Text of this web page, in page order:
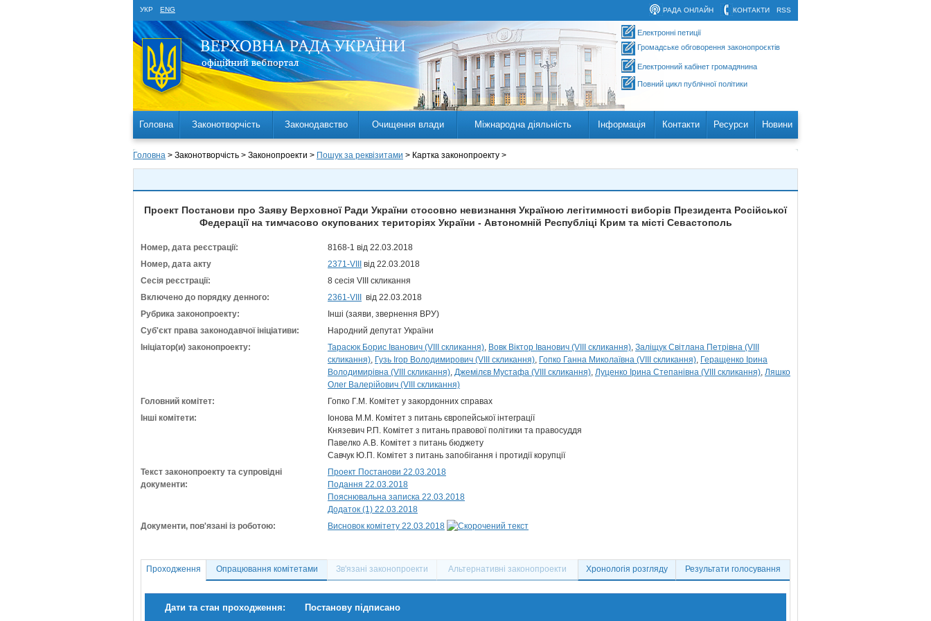
УКР ENG RSS
КОНТАКТИ
РАДА ОНЛАЙН
Електронні петиції
Громадське обговорення законопроєктів
Електронний кабінет громадянина
Повний цикл публічної політики
Головна Законотворчість Законодавство Очищення влади Міжнародна діяльність Інформація Контакти Ресурси Новини
Головна > Законотворчість > Законопроекти > Пошук за реквізитами > Картка законопроекту >
Проект Постанови про Заяву Верховної Ради України стосовно невизнання Україною легітимності виборів Президента Російської
Федерації на тимчасово окупованих територіях України - Автономній Республіці Крим та місті Севастополь
Номер, дата реєстрації:
8168-1 від 22.03.2018
Номер, дата акту
2371-VIII
від 22.03.2018
Сесія реєстрації:
8 сесія VIII скликання
Включено до порядку денного:
2361-VIII
від 22.03.2018
Рубрика законопроекту:
Інші (заяви, звернення ВРУ)
Суб'єкт права законодавчої ініціативи:
Народний депутат України
Ініціатор(и) законопроекту:
Тарасюк Борис Іванович (VIII скликання) Вовк Віктор Іванович (VIII скликання) Заліщук Світлана Петрівна (VIII
скликання) Гузь Ігор Володимирович (VIII скликання) Гопко Ганна Миколаївна (VIII скликання) Геращенко Ірина
Володимирівна (VIII скликання) Джемілєв Мустафа (VIII скликання) Луценко Ірина Степанівна (VIII скликання) Ляшко
Олег Валерійович (VIII скликання)
Головний комітет:
Гопко Г.М. Комітет у закордонних справах
Інші комітети:
Іонова М.М. Комітет з питань європейської інтеграції
Князевич Р.П. Комітет з питань правової політики та правосуддя
Павелко А.В. Комітет з питань бюджету
Савчук Ю.П. Комітет з питань запобігання і протидії корупції
Текст законопроекту та супровідні
документи:
Проект Постанови 22.03.2018
Подання 22.03.2018
Пояснювальна записка 22.03.2018
Додаток (1) 22.03.2018
Документи, пов'язані із роботою:
Висновок комітету 22.03.2018
Проходження Опрацювання комітетами Зв'язані законопроекти Альтернативні законопроекти Хронологія розгляду Результати голосування
Дати та стан проходження: Постанову підписано